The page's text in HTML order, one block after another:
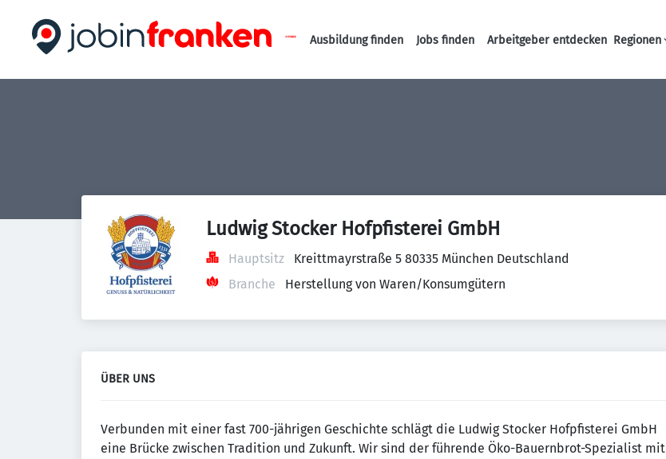
Haupt-Navigation
Ausbildung finden Jobs finden Arbeitgeber entdecken Regionen
Ludwig Stocker Hofpfisterei GmbH
Hauptsitz
Kreittmayrstraße 5 80335 München Deutschland
Branche
Herstellung von Waren/Konsumgütern
ÜBER UNS
Verbunden mit einer fast 700-jährigen Geschichte schlägt die Ludwig Stocker Hofpfisterei GmbH
eine Brücke zwischen Tradition und Zukunft. Wir sind der führende Öko-Bauernbrot-Spezialist mit